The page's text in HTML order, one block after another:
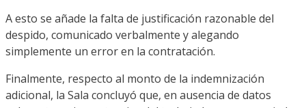
A esto se añade la falta de justificación razonable del
despido, comunicado verbalmente y alegando
simplemente un error en la contratación.
Finalmente, respecto al monto de la indemnización
adicional, la Sala concluyó que, en ausencia de datos